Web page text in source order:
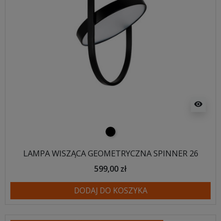
visibility
czarny
LAMPA WISZĄCA GEOMETRYCZNA SPINNER 26
599,00 zł
DODAJ DO KOSZYKA